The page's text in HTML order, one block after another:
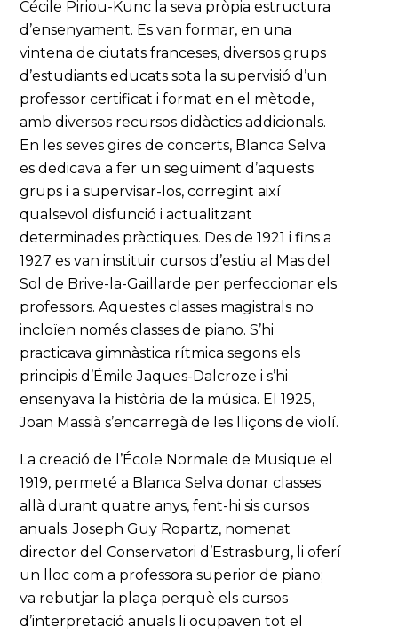
Cécile Piriou-Kunc la seva pròpia estructura
d’ensenyament. Es van formar, en una
vintena de ciutats franceses, diversos grups
d’estudiants educats sota la supervisió d’un
professor certificat i format en el mètode,
amb diversos recursos didàctics addicionals.
En les seves gires de concerts, Blanca Selva
es dedicava a fer un seguiment d’aquests
grups i a supervisar-los, corregint així
qualsevol disfunció i actualitzant
determinades pràctiques. Des de 1921 i fins a
1927 es van instituir cursos d’estiu al Mas del
Sol de Brive-la-Gaillarde per perfeccionar els
professors. Aquestes classes magistrals no
incloïen només classes de piano. S’hi
practicava gimnàstica rítmica segons els
principis d’Émile Jaques-Dalcroze i s’hi
ensenyava la història de la música. El 1925,
Joan Massià s’encarregà de les lliçons de violí.
La creació de l’École Normale de Musique el
1919, permeté a Blanca Selva donar classes
allà durant quatre anys, fent-hi sis cursos
anuals. Joseph Guy Ropartz, nomenat
director del Conservatori d’Estrasburg, li oferí
un lloc com a professora superior de piano;
va rebutjar la plaça perquè els cursos
d’interpretació anuals li ocupaven tot el